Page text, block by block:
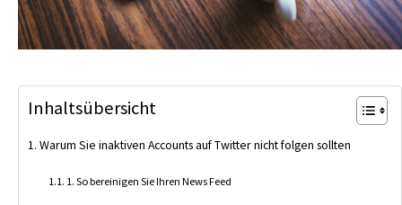
Inhaltsübersicht
Warum Sie inaktiven Accounts auf Twitter nicht folgen sollten
1. So bereinigen Sie Ihren News Feed